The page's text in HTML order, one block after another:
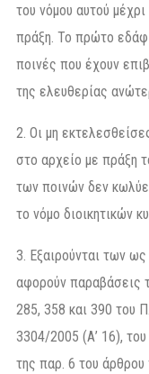
του νόμου αυτού
πράξη. Το πρώτο
ποινές που έχουν
της ελευθερίας
2. Οι μη
στο αρχείο με πράξη
των ποινών δεν
το νόμο διοικητικών
3. Εξαιρούνται των
αφορούν παραβάσεις
285, 358 και 390 του
3304/2005 (Α’ 16),
της παρ. 6 του